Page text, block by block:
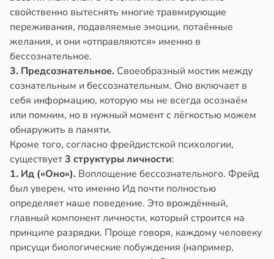
свойственно вытеснять многие травмирующие
переживания, подавляемые эмоции, потаённые
желания, и они «отправляются» именно в
бессознательное.
3. Предсознательное. Своеобразный мостик между
сознательным и бессознательным. Оно включает в
себя информацию, которую мы не всегда осознаём
или помним, но в нужный момент с лёгкостью можем
обнаружить в памяти.
Кроме того, согласно фрейдистской психологии,
существует3 структуры личности:
1. Ид («Оно»). Воплощение бессознательного. Фрейд
был уверен, что именно Ид почти полностью
определяет наше поведение. Это врождённый,
главный компонент личности, который строится на
принципе разрядки. Проще говоря, каждому человеку
присущи биологические побуждения (например,